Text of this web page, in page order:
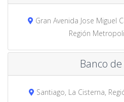
Gran Avenida Jose Miguel
Región
Banco
Santiago, La Cisterna,